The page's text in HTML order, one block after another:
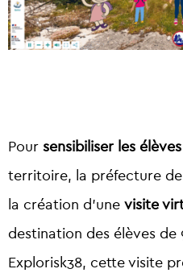
Pour sensibiliser les
territoire, la préfecture de
la création d’une visite
destination des élèves de
Explorisk38, cette visite